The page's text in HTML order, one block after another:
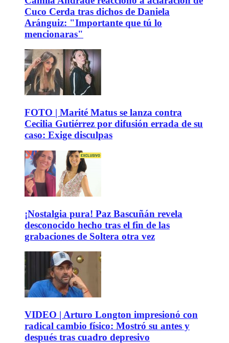
Cuco Cerda tras dichos de Daniela
Aránguiz: "Importante que tú lo
mencionaras"
FOTO | Marité Matus se lanza contra
Cecilia Gutiérrez por difusión errada de su
caso: Exige disculpas
¡Nostalgia pura! Paz Bascuñán revela
desconocido hecho tras el fin de las
grabaciones de Soltera otra vez
VIDEO | Arturo Longton impresionó con
radical cambio físico: Mostró su antes y
después tras cuadro depresivo